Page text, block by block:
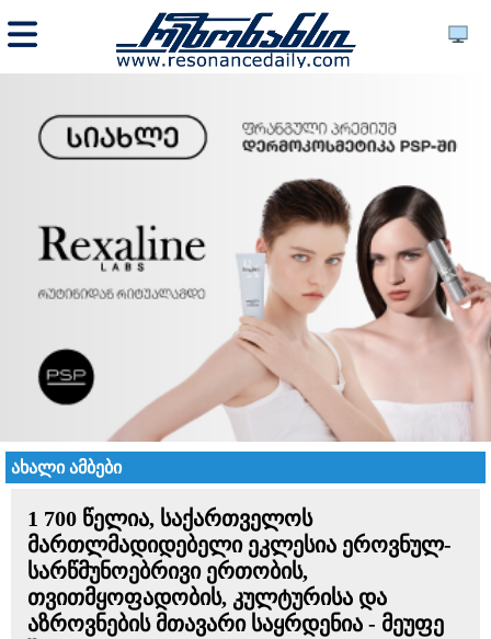
ახალი ამბები
1 700 წელია, საქართველოს
მართლმადიდებელი ეკლესია ეროვნულ-
სარწმუნოებრივი ერთობის,
თვითმყოფადობის, კულტურისა და
აზროვნების მთავარი საყრდენია - მეუფე